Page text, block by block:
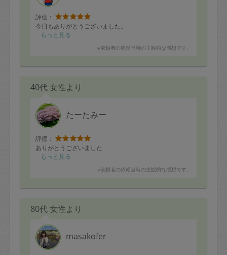
評価：
今日もありがとうございました。
もっと見る
※依頼者の依頼当時の主観的な感想です。
40代 女性より
たーたみー
評価：
ありがとうございました
もっと見る
※依頼者の依頼当時の主観的な感想です。
80代 女性より
masakofer